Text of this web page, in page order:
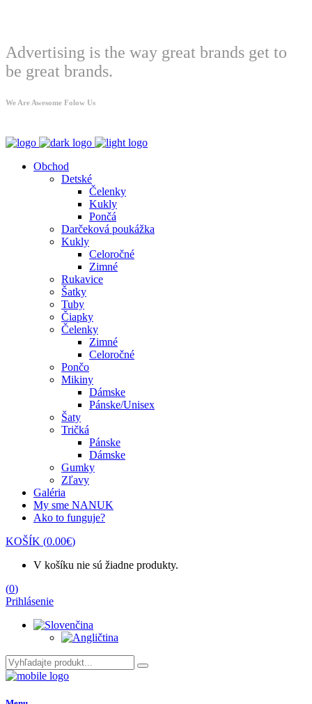
Advertising is the way great brands get to
be great brands.
We Are Awesome Folow Us
Obchod
Detské
Čelenky
Kukly
Pončá
Darčeková poukážka
Kukly
Celoročné
Zimné
Rukavice
Šatky
Tuby
Čiapky
Čelenky
Zimné
Celoročné
Pončo
Mikiny
Dámske
Pánske/Unisex
Šaty
Tričká
Pánske
Dámske
Gumky
Zľavy
Galéria
My sme NANUK
Ako to funguje?
KOŠÍK (0.00€)
V košíku nie sú žiadne produkty.
(0)
Prihlásenie